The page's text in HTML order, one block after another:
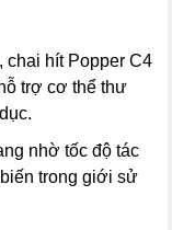
hít Popper C4
trợ cơ thể thư
nhờ tốc độ tác
trong giới sử